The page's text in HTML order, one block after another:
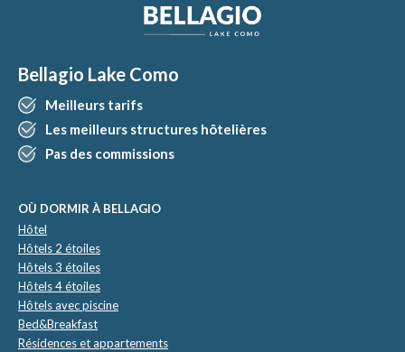
Bellagio Lake Como
Meilleurs tarifs
Les meilleurs structures hôtelières
Pas des commissions
OÙ DORMIR À BELLAGIO
Hôtel
Hôtels 2 étoiles
Hôtels 3 étoiles
Hôtels 4 étoiles
Hôtels avec piscine
Bed&Breakfast
Résidences et appartements